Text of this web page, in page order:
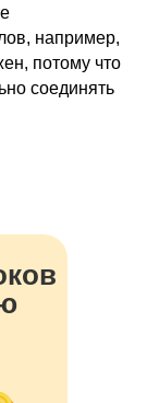
например,
потому что
соединять